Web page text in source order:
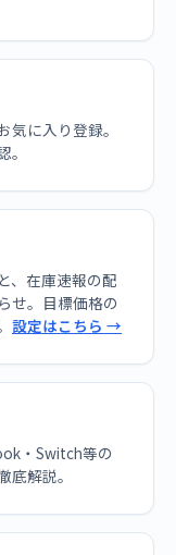
に入り登録。
、在庫速報の配
せ。目標価格の
設定はこちら →
・Switch等の
底解説。